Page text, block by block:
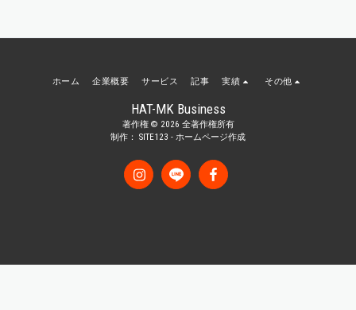
HAT-MK Business
著作権 © 2026 全著作権所有
制作： SITE123 - ホームページ作成
ホーム 企業概要 サービス 記事 実績 その他